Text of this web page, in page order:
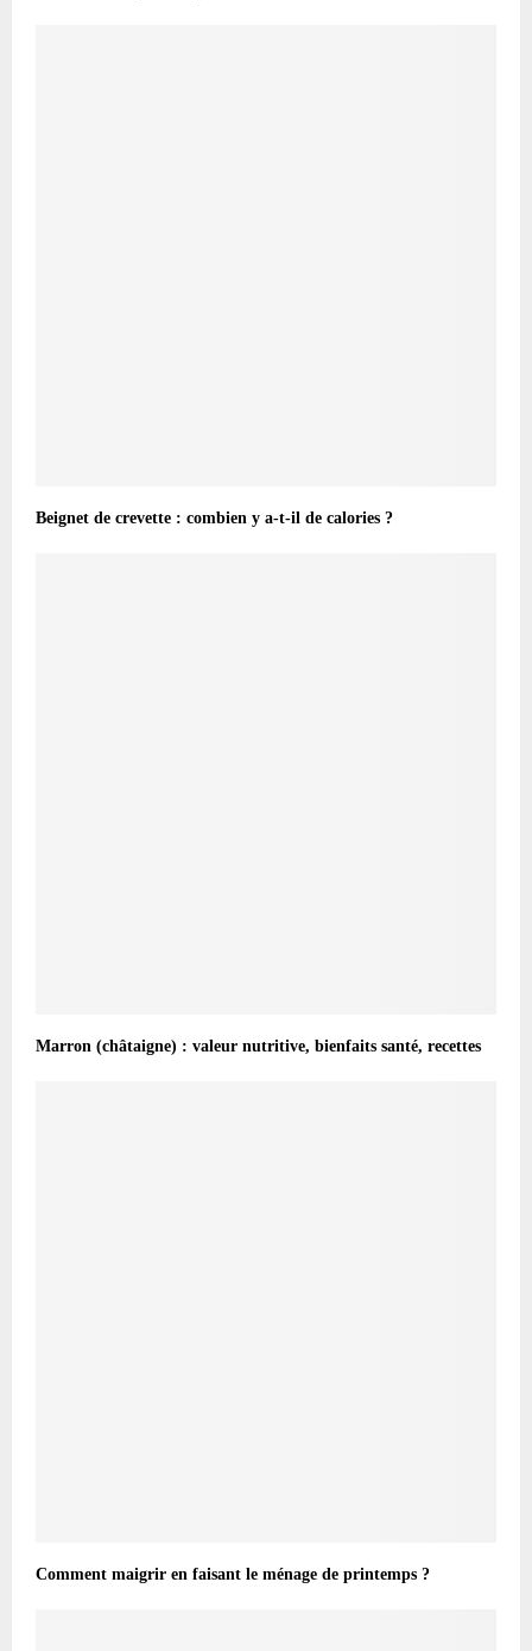
Beignet de crevette : combien y a-t-il de calories ?
Marron (châtaigne) : valeur nutritive, bienfaits santé, recettes
Comment maigrir en faisant le ménage de printemps ?